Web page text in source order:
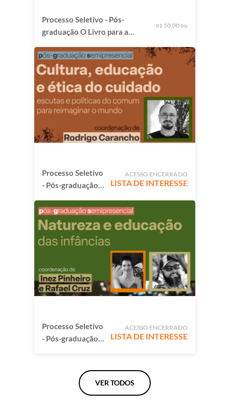
Processo Seletivo - Pós-
graduação O Livro para a
e circulação em territórios
plurais
R$ 50,00 ou
Processo Seletivo
- Pós-graduação
e Ética do
Cuidado: Escutas
e políticas do
comum para
mundo
ACESSO ENCERRADO
LISTA DE INTERESSE
Processo Seletivo
- Pós-graduação
ACESSO ENCERRADO
LISTA DE INTERESSE
VER TODOS